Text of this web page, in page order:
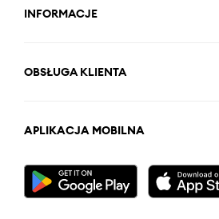
INFORMACJE
OBSŁUGA KLIENTA
APLIKACJA MOBILNA